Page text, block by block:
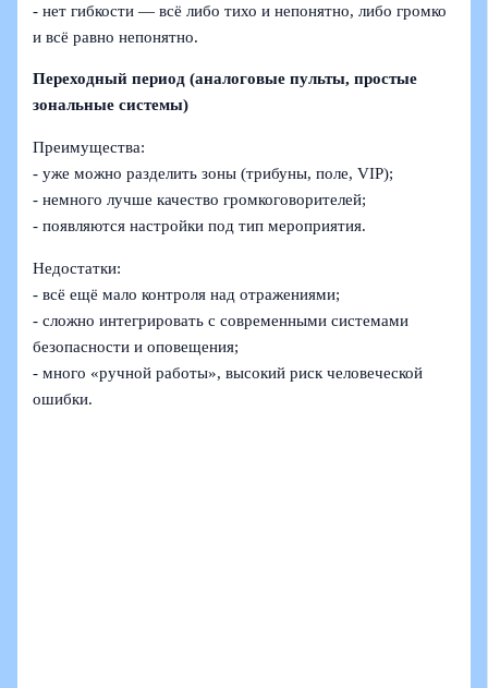
- нет гибкости — всё либо тихо и непонятно, либо громко
и всё равно непонятно.
Переходный период (аналоговые пульты, простые
зональные системы)
Преимущества:
- уже можно разделить зоны (трибуны, поле, VIP);
- немного лучше качество громкоговорителей;
- появляются настройки под тип мероприятия.
Недостатки:
- всё ещё мало контроля над отражениями;
- сложно интегрировать с современными системами
безопасности и оповещения;
- много «ручной работы», высокий риск человеческой
ошибки.